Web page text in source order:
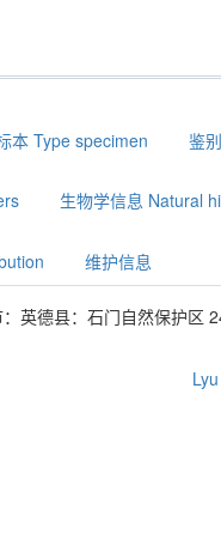
本 Type specimen 鉴
生物学信息 Natural
维护信息
英德县：石门自然保护区